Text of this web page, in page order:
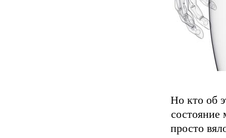
Но кто об
состояние
просто